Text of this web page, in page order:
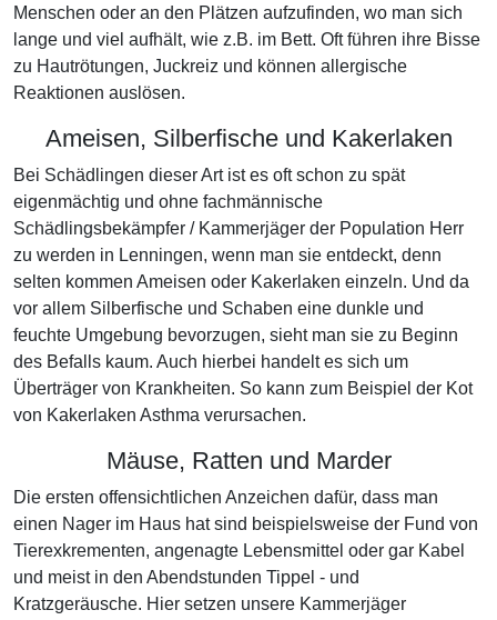
Menschen oder an den Plätzen aufzufinden, wo man sich
lange und viel aufhält, wie z.B. im Bett. Oft führen ihre Bisse
zu Hautrötungen, Juckreiz und können allergische
Reaktionen auslösen.
Ameisen, Silberfische und Kakerlaken
Bei Schädlingen dieser Art ist es oft schon zu spät
eigenmächtig und ohne fachmännische
Schädlingsbekämpfer / Kammerjäger der Population Herr
zu werden in Lenningen, wenn man sie entdeckt, denn
selten kommen Ameisen oder Kakerlaken einzeln. Und da
vor allem Silberfische und Schaben eine dunkle und
feuchte Umgebung bevorzugen, sieht man sie zu Beginn
des Befalls kaum. Auch hierbei handelt es sich um
Überträger von Krankheiten. So kann zum Beispiel der Kot
von Kakerlaken Asthma verursachen.
Mäuse, Ratten und Marder
Die ersten offensichtlichen Anzeichen dafür, dass man
einen Nager im Haus hat sind beispielsweise der Fund von
Tierexkrementen, angenagte Lebensmittel oder gar Kabel
und meist in den Abendstunden Tippel - und
Kratzgeräusche. Hier setzen unsere Kammerjäger